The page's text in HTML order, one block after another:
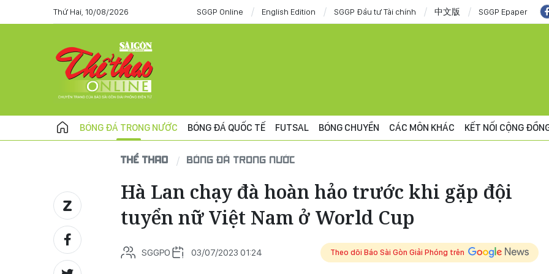
Thứ Hai, 10/08/2026 SGGP Online English Edition SGGP Đầu tư Tài chính 中文版 SGGP Epaper
BÓNG ĐÁ TRONG NƯỚC BÓNG ĐÁ QUỐC TẾ FUTSAL BÓNG CHUYỀN CÁC MÔN KHÁC KẾT NỐI CỘNG
THỂ THAO BÓNG ĐÁ TRONG NƯỚC
Hà Lan chạy đà hoàn hảo trước khi gặp đội
tuyển nữ Việt Nam ở World Cup
SGGPO 03/07/2023 01:24 Theo dõi Báo Sài Gòn Giải Phóng trên